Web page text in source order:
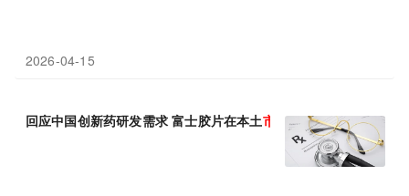
2026-04-15
回应中国创新药研发需求 富士胶片在本土市场正式发布iCell产品